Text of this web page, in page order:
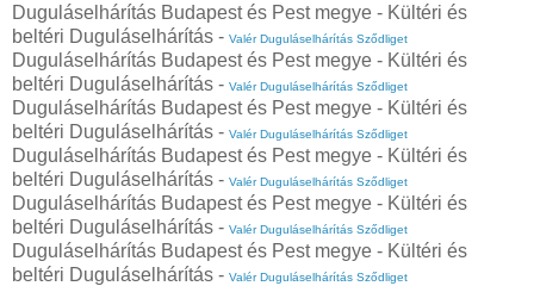
Duguláselhárítás Budapest és Pest megye - Kültéri és
beltéri Duguláselhárítás - Valér Duguláselhárítás Sződliget
Duguláselhárítás Budapest és Pest megye - Kültéri és
beltéri Duguláselhárítás - Valér Duguláselhárítás Sződliget
Duguláselhárítás Budapest és Pest megye - Kültéri és
beltéri Duguláselhárítás - Valér Duguláselhárítás Sződliget
Duguláselhárítás Budapest és Pest megye - Kültéri és
beltéri Duguláselhárítás - Valér Duguláselhárítás Sződliget
Duguláselhárítás Budapest és Pest megye - Kültéri és
beltéri Duguláselhárítás - Valér Duguláselhárítás Sződliget
Duguláselhárítás Budapest és Pest megye - Kültéri és
beltéri Duguláselhárítás - Valér Duguláselhárítás Sződliget